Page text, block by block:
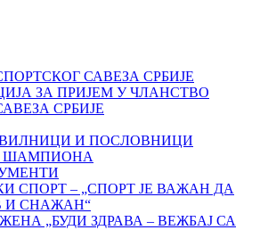
САВЕЗА СРБИЈЕ
ЗА ПРИЈЕМ У ЧЛАНСТВО
СРБИЈЕ
И ПОСЛОВНИЦИ
ШАМПИОНА
СПОРТ – „СПОРТ ЈЕ ВАЖАН ДА
И СНАЖАН“
„БУДИ ЗДРАВА – ВЕЖБАЈ СА